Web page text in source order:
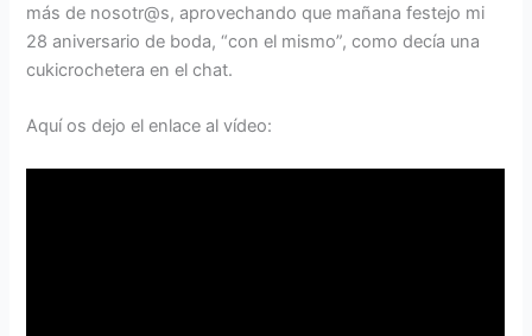
más de nosotr@s, aprovechando que mañana festejo mi
28 aniversario de boda, “con el mismo”, como decía una
cukicrochetera en el chat.
Aquí os dejo el enlace al vídeo: